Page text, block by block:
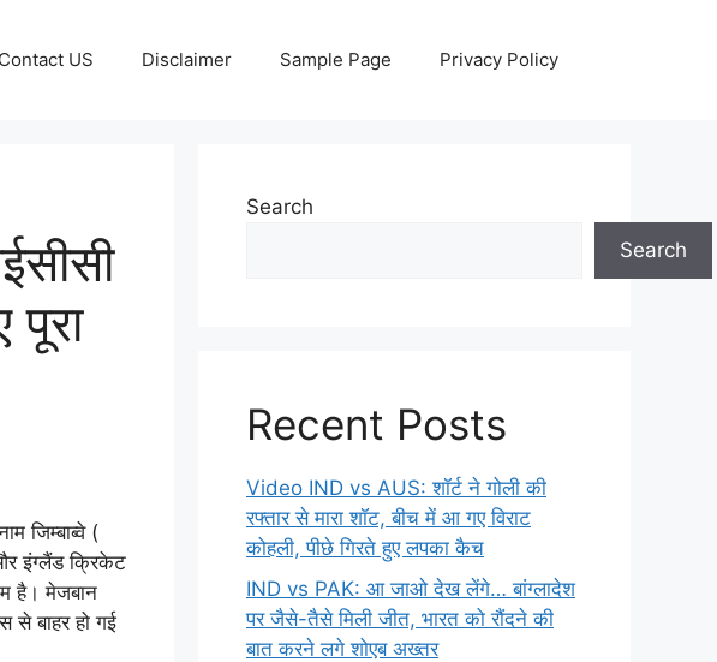
Contact US Disclaimer Sample Page Privacy Policy
जिम्बाब्वे (
इंग्लैंड क्रिकेट
है। मेजबान
से बाहर हो गई
Search
Search
Recent Posts
Video IND vs AUS: शॉर्ट ने गोली की
रफ्तार से मारा शॉट, बीच में आ गए विराट
कोहली, पीछे गिरते हुए लपका कैच
IND vs PAK: आ जाओ देख लेंगे… बांग्लादेश
पर जैसे-तैसे मिली जीत, भारत को रौंदने की
बात करने लगे शोएब अख्तर